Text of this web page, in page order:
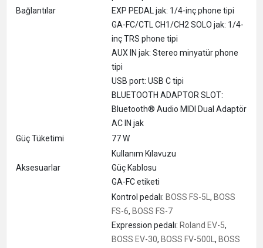
Bağlantılar
EXP PEDAL jak: 1/4-inç phone tipi
GA-FC/CTL CH1/CH2 SOLO jak: 1/4-
inç TRS phone tipi
AUX IN jak: Stereo minyatür phone
tipi
USB port: USB C tipi
BLUETOOTH ADAPTOR SLOT:
Bluetooth® Audio MIDI Dual Adaptör
AC IN jak
Güç Tüketimi
77 W
Aksesuarlar
Kullanım Kılavuzu
Güç Kablosu
GA-FC etiketi
Kontrol pedalı: BOSS FS-5L , BOSS
FS-6, BOSS FS-7
Expression pedalı: Roland EV-5,
BOSS EV-30, BOSS FV-500L , BOSS